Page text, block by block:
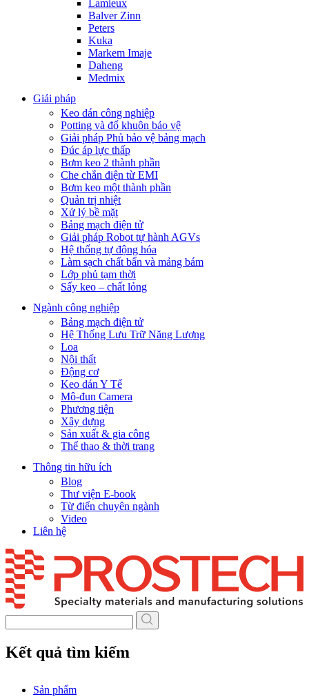
Lamieux
Balver Zinn
Peters
Kuka
Markem Imaje
Daheng
Medmix
Giải pháp
Keo dán công nghiệp
Potting và đổ khuôn bảo vệ
Giải pháp Phủ bảo vệ bảng mạch
Đúc áp lực thấp
Bơm keo 2 thành phần
Che chắn điện từ EMI
Bơm keo một thành phần
Quản trị nhiệt
Xử lý bề mặt
Bảng mạch điện tử
Giải pháp Robot tự hành AGVs
Hệ thống tự động hóa
Làm sạch chất bẩn và mảng bám
Lớp phủ tạm thời
Sấy keo – chất lỏng
Ngành công nghiệp
Bảng mạch điện tử
Hệ Thống Lưu Trữ Năng Lượng
Loa
Nội thất
Động cơ
Keo dán Y Tế
Mô-đun Camera
Phương tiện
Xây dựng
Sản xuất & gia công
Thể thao & thời trang
Thông tin hữu ích
Blog
Thư viện E-book
Từ điển chuyên ngành
Video
Liên hệ
Skip
to
content
Kết quả tìm kiếm
Sản phẩm